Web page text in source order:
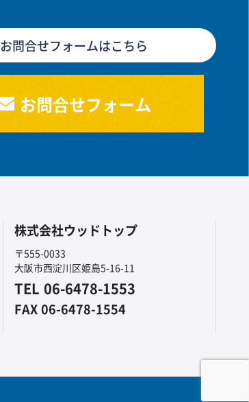
お問合せフォームはこちら
お問合せフォーム
株式会社ウッドトップ
〒555-0033
大阪市西淀川区姫島5-16-11
TEL 06-6478-1553
FAX 06-6478-1554